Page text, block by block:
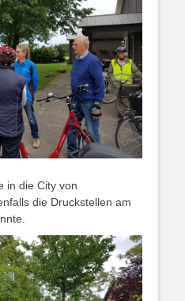
in die City von
die Druckstellen am